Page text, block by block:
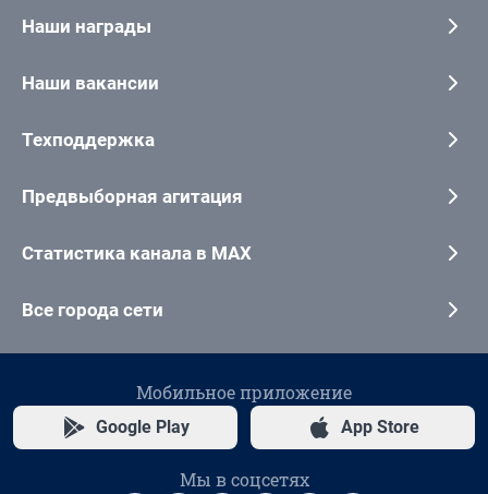
Наши награды
Наши вакансии
Техподдержка
Предвыборная агитация
Статистика канала в MAX
Все города сети
Мобильное приложение
Google Play App Store
Мы в соцсетях